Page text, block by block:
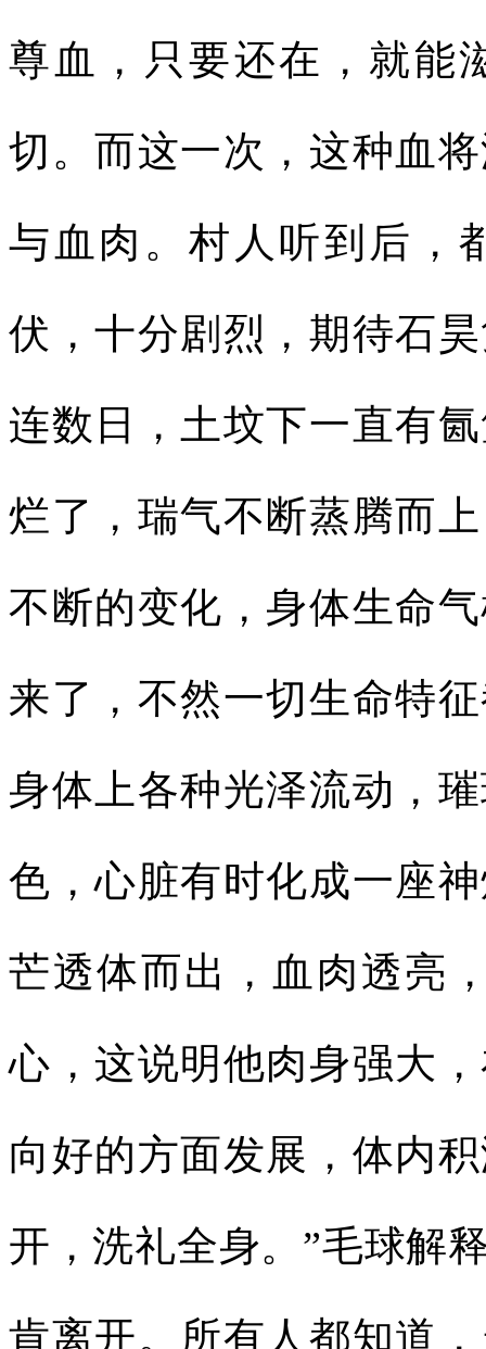
尊血，只要还在，就能
切。而这一次，这种血
与血肉。村人听到后，
伏，十分剧烈，期待石
连数日，土坟下一直有
烂了，瑞气不断蒸腾而
不断的变化，身体生命
来了，不然一切生命特
身体上各种光泽流动，
色，心脏有时化成一座
芒透体而出，血肉透亮
心，这说明他肉身强大
向好的方面发展，体内
开，洗礼全身。”毛球解
肯离开。所有人都知道